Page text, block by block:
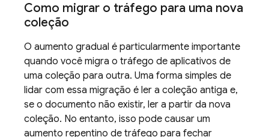
Como migrar o tráfego para uma nova
coleção
O aumento gradual é particularmente importante
quando você migra o tráfego de aplicativos de
uma coleção para outra. Uma forma simples de
lidar com essa migração é ler a coleção antiga e,
se o documento não existir, ler a partir da nova
coleção. No entanto, isso pode causar um
aumento repentino de tráfego para fechar